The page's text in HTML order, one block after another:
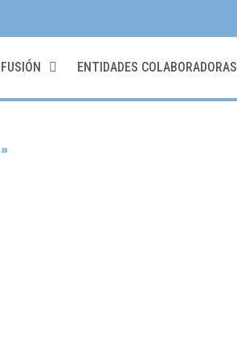
ENTIDADES COLABORADORAS